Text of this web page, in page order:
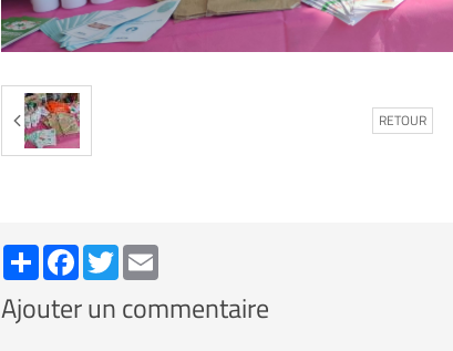
RETOUR
PartagerFacebookTwitterEmail
Ajouter un commentaire